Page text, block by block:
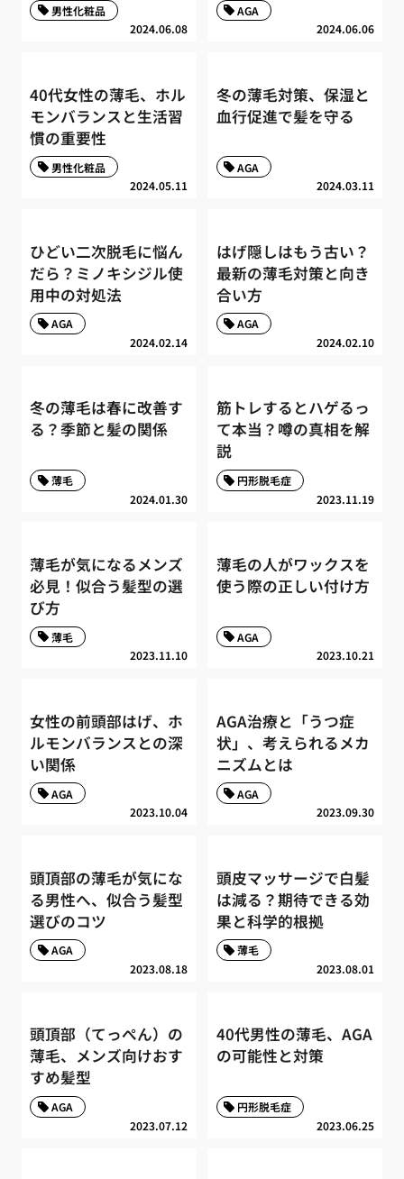
2024.06.08
男性化粧品
2024.06.06
AGA
40代女性の薄毛、ホル
モンバランスと生活習
慣の重要性
2024.05.11
男性化粧品
冬の薄毛対策、保湿と
血行促進で髪を守る
2024.03.11
AGA
ひどい二次脱毛に悩ん
だら？ミノキシジル使
用中の対処法
2024.02.14
AGA
はげ隠しはもう古い？
最新の薄毛対策と向き
合い方
2024.02.10
AGA
冬の薄毛は春に改善す
る？季節と髪の関係
2024.01.30
薄毛
筋トレするとハゲるっ
て本当？噂の真相を解
説
2023.11.19
円形脱毛症
薄毛が気になるメンズ
必見！似合う髪型の選
び方
2023.11.10
薄毛
薄毛の人がワックスを
使う際の正しい付け方
2023.10.21
AGA
女性の前頭部はげ、ホ
ルモンバランスとの深
い関係
2023.10.04
AGA
AGA治療と「うつ症
状」、考えられるメカ
ニズムとは
2023.09.30
AGA
頭頂部の薄毛が気にな
る男性へ、似合う髪型
選びのコツ
2023.08.18
AGA
頭皮マッサージで白髪
は減る？期待できる効
果と科学的根拠
2023.08.01
薄毛
頭頂部（てっぺん）の
薄毛、メンズ向けおす
すめ髪型
2023.07.12
AGA
40代男性の薄毛、AGA
の可能性と対策
2023.06.25
円形脱毛症